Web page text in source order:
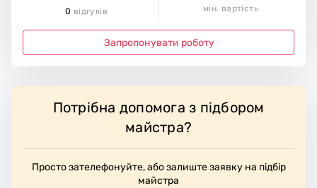
0 відгуків мін. вартість
Запропонувати роботу
Потрібна допомога з підбором
майстра?
Просто зателефонуйте, або залиште заявку на підбір
майстра